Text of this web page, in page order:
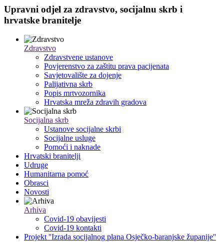
Upravni odjel za zdravstvo, socijalnu skrb i
hrvatske branitelje
Zdravstvo
Zdravstvene ustanove
Povjerenstvo za zaštitu prava pacijenata
Savjetovalište za dojenje
Palijativna skrb
Popis mrtvozornika
Hrvatska mreža zdravih gradova
Socijalna skrb
Ustanove socijalne skrbi
Socijalne usluge
Pomoći i naknade
Hrvatski branitelji
Udruge
Humanitarna pomoć
Obrasci
Novosti
Arhiva
Covid-19 obavijesti
Covid-19 kontakti
Projekt ''Izrada socijalnog plana Osječko-baranjske županije''